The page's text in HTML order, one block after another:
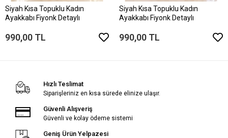
Siyah Kısa Topuklu Kadın
Ayakkabı Fiyonk Detaylı
990,00 TL
Siyah Kısa Topuklu Kadın
Ayakkabı Fiyonk Detaylı
990,00 TL
Hızlı Teslimat
Siparişleriniz en kısa sürede elinize ulaşır.
Güvenli Alışveriş
Güvenli ve kolay ödeme sistemi
Geniş Ürün Yelpazesi